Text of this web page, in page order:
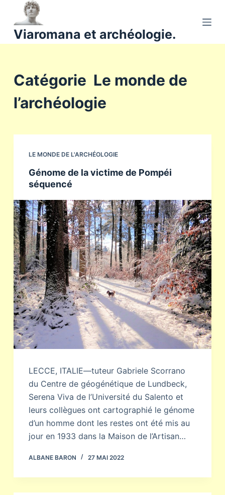
a
Viaromana et archéologie.
Catégorie Le monde de
l’archéologie
LE MONDE DE L'ARCHÉOLOGIE
Génome de la victime de Pompéi
séquencé
LECCE, ITALIE—tuteur Gabriele Scorrano
du Centre de géogénétique de Lundbeck,
Serena Viva de l’Université du Salento et
leurs collègues ont cartographié le génome
d’un homme dont les restes ont été mis au
jour en 1933 dans la Maison de l’Artisan…
ALBANE BARON 27 MAI 2022